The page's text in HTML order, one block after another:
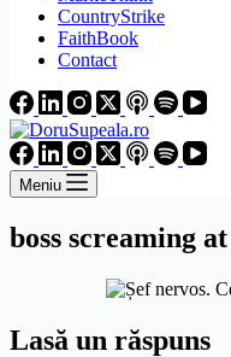
CountryStrike
FaithBook
Contact
Meniu
boss screaming
Lasă un răspuns